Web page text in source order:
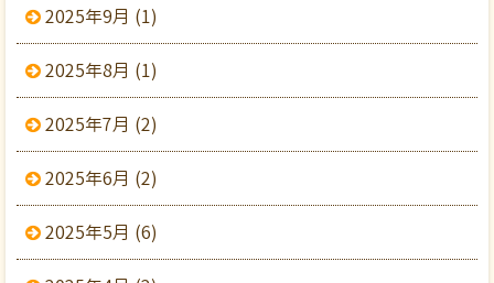
2025年9月 (1)
2025年8月 (1)
2025年7月 (2)
2025年6月 (2)
2025年5月 (6)